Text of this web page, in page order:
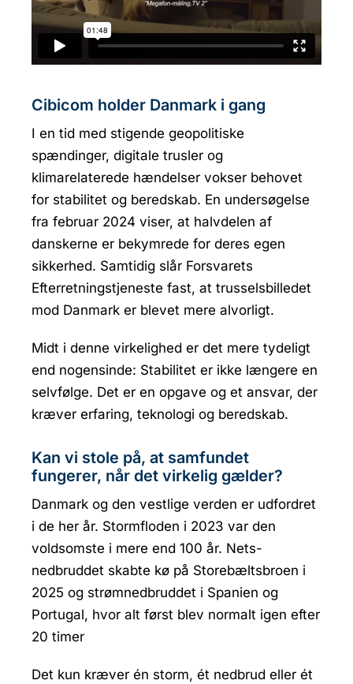
Cibicom holder Danmark i gang
I en tid med stigende geopolitiske
spændinger, digitale trusler og
klimarelaterede hændelser vokser behovet
for stabilitet og beredskab. En undersøgelse
fra februar 2024 viser, at halvdelen af
danskerne er bekymrede for deres egen
sikkerhed. Samtidig slår Forsvarets
Efterretningstjeneste fast, at trusselsbilledet
mod Danmark er blevet mere alvorligt.
Midt i denne virkelighed er det mere tydeligt
end nogensinde: Stabilitet er ikke længere en
selvfølge. Det er en opgave og et ansvar, der
kræver erfaring, teknologi og beredskab.
Kan vi stole på, at samfundet
fungerer, når det virkelig gælder?
Danmark og den vestlige verden er udfordret
i de her år. Stormfloden i 2023 var den
voldsomste i mere end 100 år. Nets-
nedbruddet skabte kø på Storebæltsbroen i
2025 og strømnedbruddet i Spanien og
Portugal, hvor alt først blev normalt igen efter
20 timer
Det kun kræver én storm, ét nedbrud eller ét